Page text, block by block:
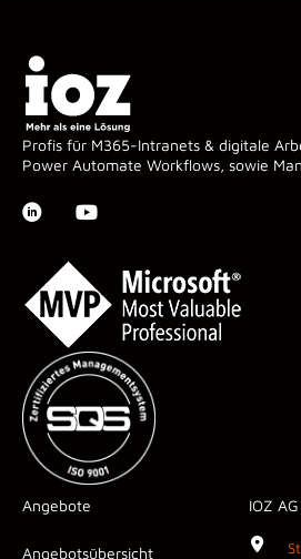
Profis für M365-Intranets & digitale
Power Automate Workflows, sowie
Angebote
Angebotsübersicht
IOZ AG